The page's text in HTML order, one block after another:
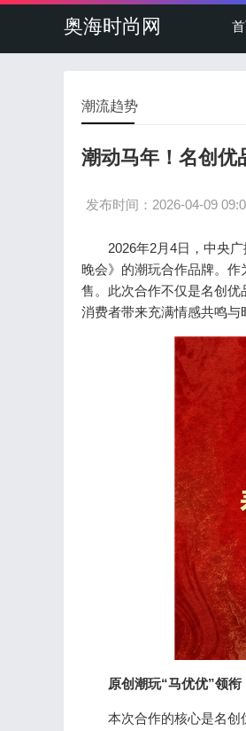
奥海时尚网
潮流趋势
潮动马年！名创优
发布时间：2026-04-09
2026年2月4日，中央广
晚会》的潮玩合作品牌。作
售。此次合作不仅是名创
消费者带来充满情感共鸣与
原创潮玩“马优优”领衔
本次合作的核心是名创优